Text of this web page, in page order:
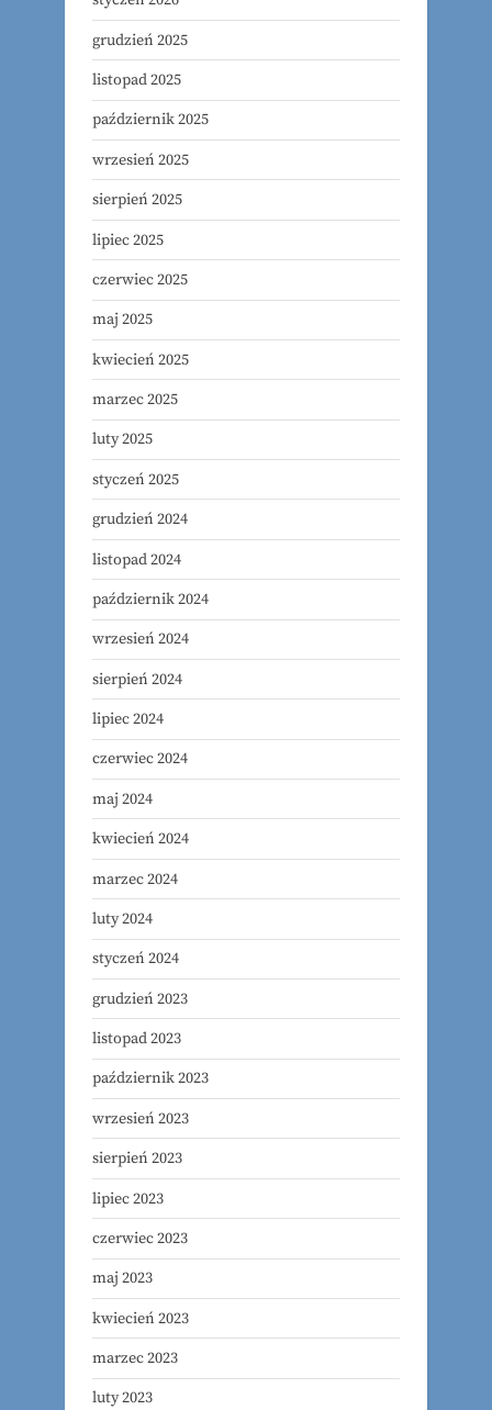
grudzień 2025
listopad 2025
październik 2025
wrzesień 2025
sierpień 2025
lipiec 2025
czerwiec 2025
maj 2025
kwiecień 2025
marzec 2025
luty 2025
styczeń 2025
grudzień 2024
listopad 2024
październik 2024
wrzesień 2024
sierpień 2024
lipiec 2024
czerwiec 2024
maj 2024
kwiecień 2024
marzec 2024
luty 2024
styczeń 2024
grudzień 2023
listopad 2023
październik 2023
wrzesień 2023
sierpień 2023
lipiec 2023
czerwiec 2023
maj 2023
kwiecień 2023
marzec 2023
luty 2023